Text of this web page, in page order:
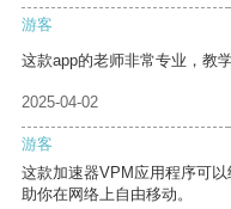
游客
这款app的老师非常专业，教
2025-04-02
游客
这款加速器VPM应用程序可
助你在网络上自由移动。